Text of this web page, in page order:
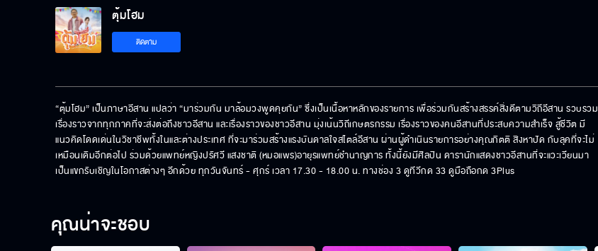
ตุ้มโฮม
ติดตาม
“ตุ้มโฮม” เป็นภาษาอีสาน แปลว่า “มาร่วมกัน มาล้อมวงพูดคุยกัน” ซึ่งเป็นเนื้อหาหลักของรายการ เพื่อร่วมกันสร้างสรรค์สิ่งดีตามวิถีอีสาน รวบรวม
เรื่องราวจากทุกภาคที่จะส่งต่อถึงชาวอีสาน และเรื่องราวของชาวอีสาน มุ่งเน้นวิถีเกษตรกรรม เรื่องราวของคนอีสานที่ประสบความสำเร็จ สู้ชีวิต มี
แนวคิดโดดเด่นในวิชาชีพทั้งในและต่างประเทศ ที่จะมาร่วมสร้างแรงบันดาลใจสไตล์อีสาน ผ่านผู้ดำเนินรายการอย่างคุณกิตติ สิงหาปัด กับลุคที่จะไม่
เหมือนเดิมอีกต่อไป ร่วมด้วยแพทย์หญิงปรัศวี แสงชาติ (หมอแพร)อายุรแพทย์ชำนาญการ ทั้งนี้ยังมีศิลปิน ดารานักแสดงชาวอีสานที่จะแวะเวียนมา
เป็นแขกรับเชิญในโอกาสต่างๆ อีกด้วย ทุกวันจันทร์ - ศุกร์ เวลา 17.30 - 18.00 น. ทางช่อง 3 ดูทีวีกด 33 ดูมือถือกด 3Plus
คุณน่าจะชอบ